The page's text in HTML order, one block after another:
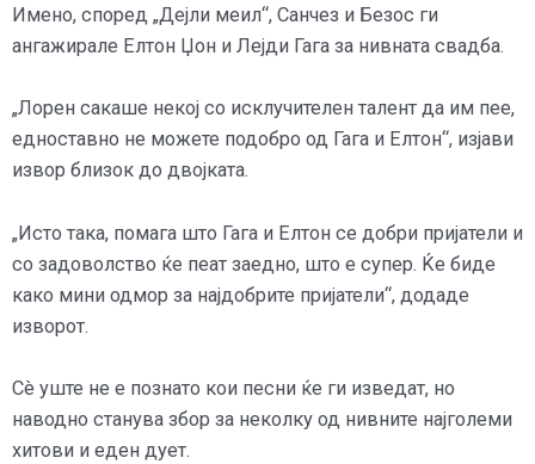
Имено, според „Дејли меил“, Санчез и Безос ги
ангажирале Елтон Џон и Лејди Гага за нивната свадба.
„Лорен сакаше некој со исклучителен талент да им пее,
едноставно не можете подобро од Гага и Елтон“, изјави
извор близок до двојката.
„Исто така, помага што Гага и Елтон се добри пријатели и
со задоволство ќе пеат заедно, што е супер. Ќе биде
како мини одмор за најдобрите пријатели“, додаде
изворот.
Сè уште не е познато кои песни ќе ги изведат, но
наводно станува збор за неколку од нивните најголеми
хитови и еден дует.